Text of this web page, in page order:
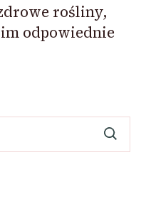
rośliny,
odpowiednie